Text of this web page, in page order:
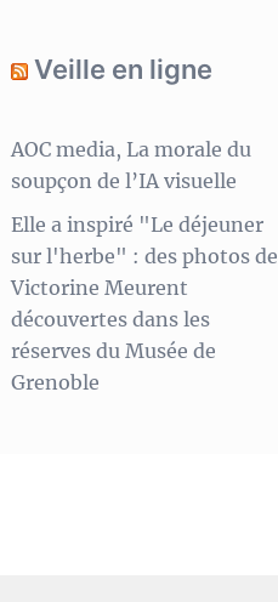
Veille en ligne
AOC media, La morale du
soupçon de l’IA visuelle
Elle a inspiré "Le déjeuner
sur l'herbe" : des photos de
Victorine Meurent
découvertes dans les
réserves du Musée de
Grenoble